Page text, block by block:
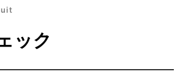
ック